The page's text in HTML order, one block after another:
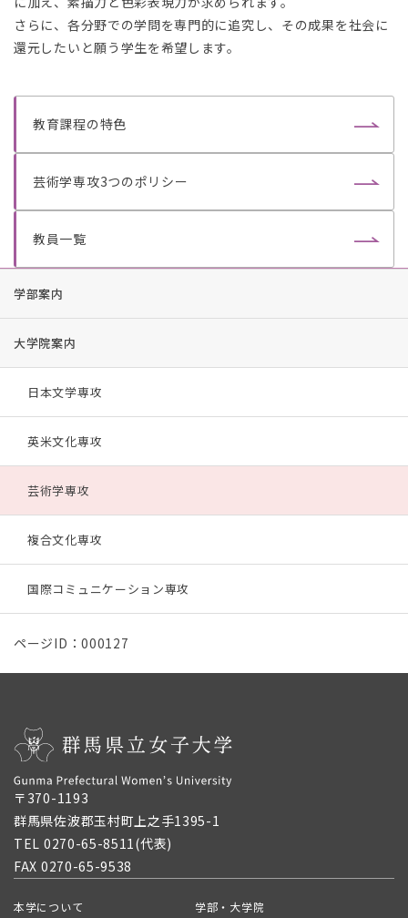
さらに、各分野での学問を専門的に追究し、その成果を社会に
還元したいと願う学生を希望します。
教育課程の特色
芸術学専攻3つのポリシー
教員一覧
学部案内
大学院案内
日本文学専攻
英米文化専攻
芸術学専攻
複合文化専攻
国際コミュニケーション専攻
ページID：000127
〒370-1193
群馬県佐波郡玉村町上之手1395-1
TEL 0270-65-8511(代表)
FAX 0270-65-9538
本学について
学部・大学院